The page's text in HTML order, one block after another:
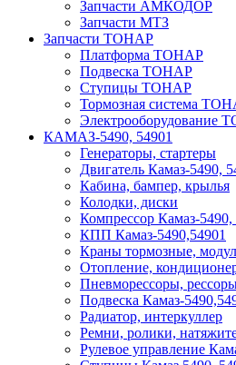
Запчасти АМКОДОР
Запчасти МТЗ
Запчасти ТОНАР
Платформа ТОНАР
Подвеска ТОНАР
Ступицы ТОНАР
Тормозная система
Электрооборудование
КАМАЗ-5490, 54901
Генераторы, стартеры
Двигатель Камаз-5490,
Кабина, бампер, крылья
Колодки, диски
Компрессор Камаз-5490,
КПП Камаз-5490,54901
Краны тормозные,
Отопление,
Пневморессоры,
Подвеска Камаз-
Радиатор, интеркуллер
Ремни, ролики,
Рулевое управление